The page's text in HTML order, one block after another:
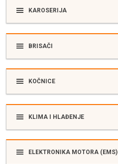
KAROSERIJA
BRISAČI
KOČNICE
KLIMA I HLAĐENJE
ELEKTRONIKA MOTORA (EMS)